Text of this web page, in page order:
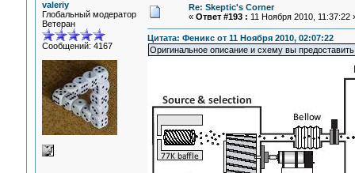
valeriy
Глобальный модератор
Ветеран
Сообщений: 4167
Re: Skeptic's Corner
« Ответ #193 : 11 Ноября 2010, 11:37:22
Цитата: Феникс от 11 Ноября 2010, 02:07:22
Оригинальное описание и схему вы